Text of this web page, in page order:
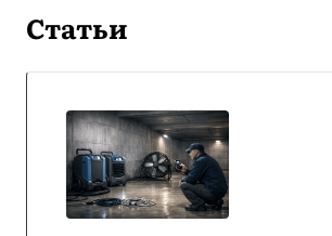
Статьи